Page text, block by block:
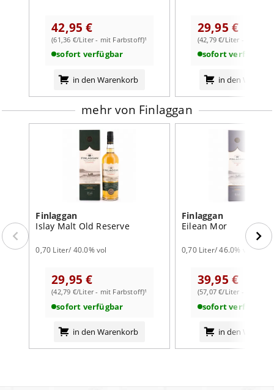
weiterlesen auf der Markenseite von Finlaggan
42,95 €
(61,36 €/Liter - mit Farbstoff)¹
sofort verfügbar
in den Warenkorb
29,95 €
(42,79 €/Liter - mit
sofort verfügbar
in den
mehr von Finlaggan
Finlaggan
Islay Malt Old Reserve
0,70 Liter/ 40.0% vol
29,95 €
(42,79 €/Liter - mit Farbstoff)¹
sofort verfügbar
in den Warenkorb
Finlaggan
Eilean Mor
0,70 Liter/ 46.0% vol
39,95 €
(57,07 €/Liter - mit
sofort verfügbar
in den